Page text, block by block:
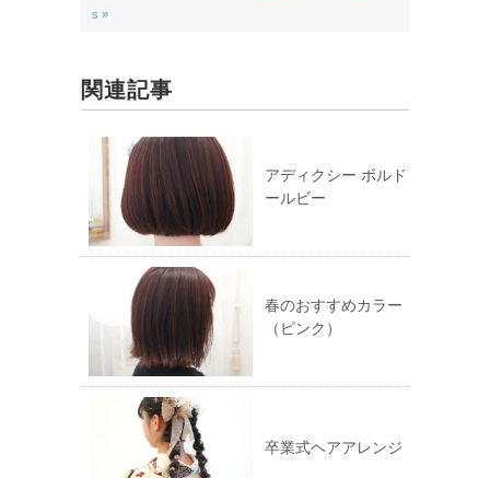
有
(新
し
ィ
ン
ド
ウ
で
開
き
す)
ク
リ
ッ
し
だ
さ
い
(新
し
い
ウ
ィ
ン
ド
ま
す)
s »
関連記事
アディクシー ボルド
ールビー
春のおすすめカラー
（ピンク）
卒業式ヘアアレンジ